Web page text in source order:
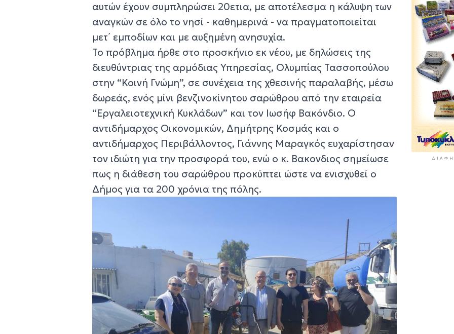
αυτών έχουν συμπληρώσει 20ετια, με αποτέλεσμα η κάλυψη των
αναγκών σε όλο το νησί - καθημερινά - να πραγματοποιείται
μετ΄ εμποδίων και με αυξημένη ανησυχία.
Το πρόβλημα ήρθε στο προσκήνιο εκ νέου, με δηλώσεις της
διευθύντριας της αρμόδιας Υπηρεσίας, Ολυμπίας Τασσοπούλου
στην “Κοινή Γνώμη”, σε συνέχεια της χθεσινής παραλαβής, μέσω
δωρεάς, ενός μίνι βενζινοκίνητου σαρώθρου από την εταιρεία
“Εργαλειοτεχνική Κυκλάδων” και τον Ιωσήφ Βακόνδιο. Ο
αντιδήμαρχος Οικονομικών, Δημήτρης Κοσμάς και ο
αντιδήμαρχος Περιβάλλοντος, Γιάννης Μαραγκός ευχαρίστησαν
τον ιδιώτη για την προσφορά του, ενώ ο κ. Βακονδιος σημείωσε
πως η διάθεση του σαρώθρου προκύπτει ώστε να ενισχυθεί ο
Δήμος για τα 200 χρόνια της πόλης.